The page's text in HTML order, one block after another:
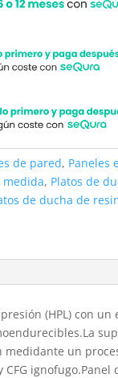
de pared, Paneles
medida, Platos de
de ducha de
(HPL) con un
un
ignofugo.Panel